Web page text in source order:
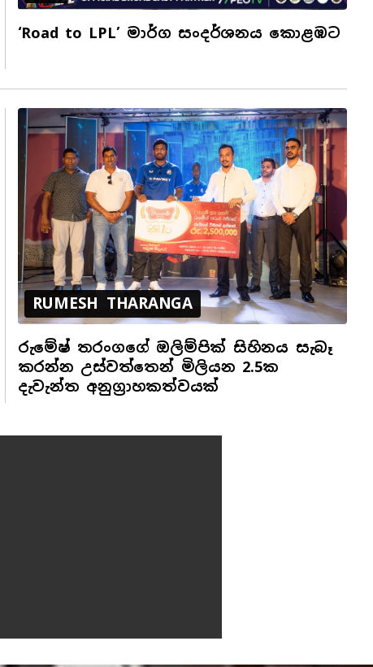
‘Road to LPL’ මාර්ග සංදර්ශනය කොළඹට
RUMESH THARANGA
රුමේෂ් තරංගගේ ඔලිම්පික් සිහිනය සැබෑ
කරන්න උස්වත්තෙන් මිලියන 2.5ක
දැවැන්ත අනුග්‍රාහකත්වයක්